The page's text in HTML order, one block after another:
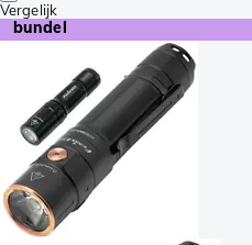
Vergelijk
bundel